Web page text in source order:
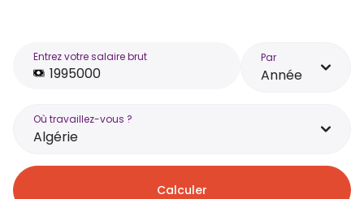
Entrez votre salaire brut Par
Année
Où travaillez-vous ?
Algérie
Calculer